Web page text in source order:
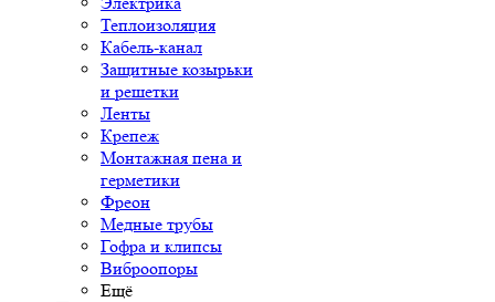
Теплоизоляция
Кабель-канал
Защитные козырьки
и решетки
Ленты
Крепеж
Монтажная пена и
герметики
Фреон
Медные трубы
Гофра и клипсы
Виброопоры
Ещё